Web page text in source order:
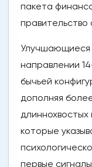
пакета
Улучшающиеся
направлении
бычьей
дополняя
длиннохвостых
которые
первые